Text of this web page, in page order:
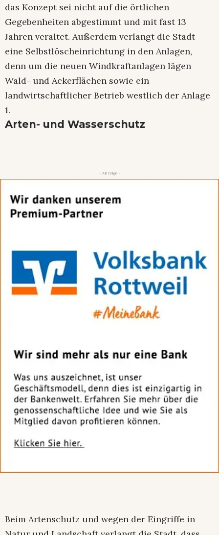
das Konzept sei nicht auf die örtlichen
Gegebenheiten abgestimmt und mit fast 13
Jahren veraltet. Außerdem verlangt die Stadt
eine Selbstlöscheinrichtung in den Anlagen,
denn um die neuen Windkraftanlagen lägen
Wald- und Ackerflächen sowie ein
landwirtschaftlicher Betrieb westlich der Anlage
1.
Arten- und Wasserschutz
- Anzeige -
Beim Artenschutz und wegen der Eingriffe in